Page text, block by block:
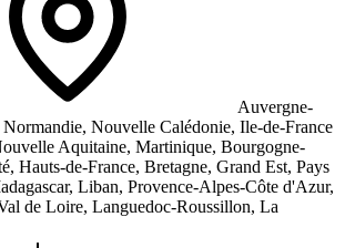
Auvergne-
Nouvelle Calédonie, Ile-de-France
Aquitaine, Martinique, Bourgogne-
Hauts-de-France, Bretagne, Grand Est, Pays
Liban, Provence-Alpes-Côte d'Azur,
de Loire, Languedoc-Roussillon, La